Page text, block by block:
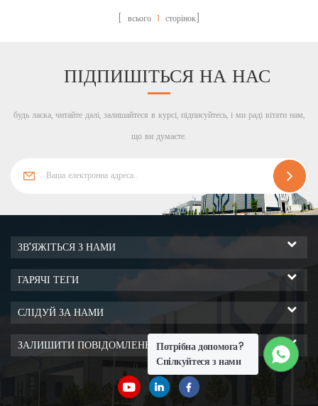
А поверхня промислового
антистатичної антикорозії,
просто відповідає вимогам
приміщення, тому його також
можна назвати алюмінієвим
виробниче обладнання та
продукцію високої якості для
наших клієнтів.
[ всього 1 сторінок]
ПІДПИШІТЬСЯ НА НАС
будь ласка, читайте далі, залишайтеся в курсі, підписуйтесь, і ми раді вітати нам,
що ви думаєте.
Потрібна допомога?
Спілкуйтеся з нами
ЗВ'ЯЖІТЬСЯ З НАМИ
ГАРЯЧІ ТЕГИ
СЛІДУЙ ЗА НАМИ
ЗАЛИШИТИ ПОВІДОМЛЕННЯ